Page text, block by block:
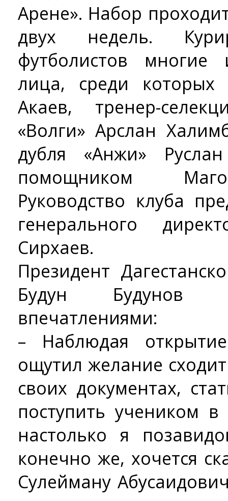
Арене». Набор
двух недель.
футболистов многие
лица, среди которых
Акаев, тренер-
«Волги» Арслан
дубля «Анжи»
помощником
Руководство клуба
генерального
Сирхаев.
Президент
Будун Будунов
впечатлениями:
– Наблюдая
ощутил желание
своих документах,
поступить учеником
настолько я
конечно же, хочется
Сулейману